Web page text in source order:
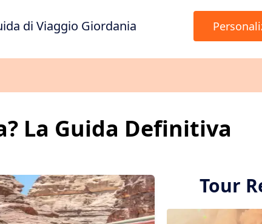
di Viaggio Giordania
La Guida Definitiva
Tour